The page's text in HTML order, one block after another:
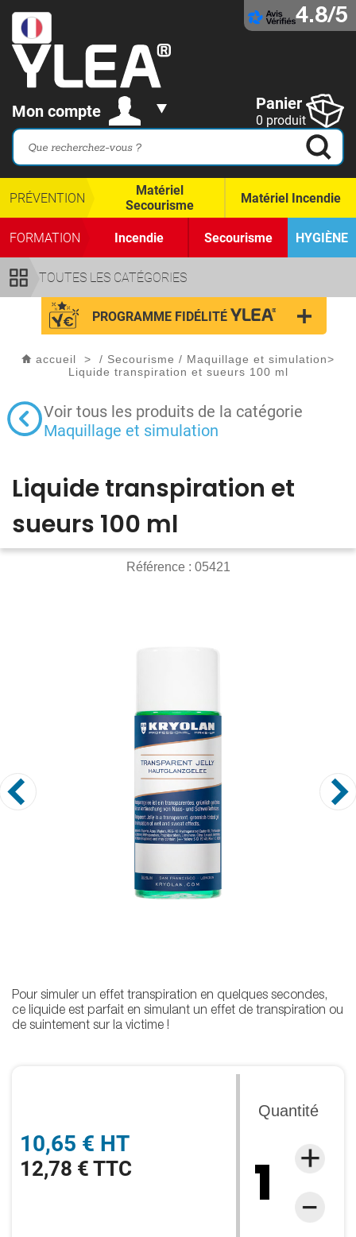
4.8/5
Mon compte Panier
0 produit
TOUTES LES CATÉGORIES
PRÉVENTION
Matériel
Secourisme
Matériel Incendie
FORMATION Incendie Secourisme HYGIÈNE
PROGRAMME FIDÉLITÉ
accueil > / Secourisme / Maquillage et simulation>
Liquide transpiration et sueurs 100 ml
Voir tous les produits de la catégorie
Maquillage et simulation
Liquide transpiration et
sueurs 100 ml
Référence : 05421
10,65 € HT
12,78 € TTC
Quantité
Pour simuler un effet transpiration en quelques secondes,
ce liquide est parfait en simulant un effet de transpiration ou
de suintement sur la victime !